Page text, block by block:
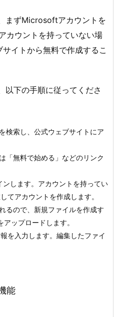
まずMicrosoftアカウントを
カウントを持っていない場
イトから無料で作成するこ
下の手順に従ってくださ
検索し、公式ウェブサイトにア
「無料で始める」などのリンク
します。アカウントを持ってい
てアカウントを作成します。
るので、新規ファイルを作成す
ップロードします。
を入力します。編集したファイ
能